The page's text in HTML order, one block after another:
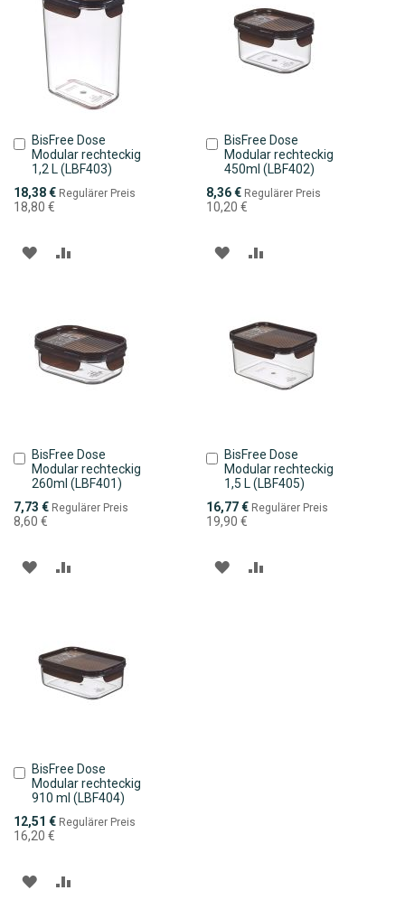
BisFree Dose
Modular rechteckig
1,2 L (LBF403)
Sonderpreis
18,38 € Regulärer Preis
18,80 €
In
den
Warenkorb
ZUR
BisFree Dose
Modular rechteckig
450ml (LBF402)
Sonderpreis
8,36 € Regulärer Preis
10,20 €
In
den
Warenkorb
ZUR
BisFree Dose
Modular rechteckig
260ml (LBF401)
Sonderpreis
7,73 € Regulärer Preis
8,60 €
In
den
Warenkorb
ZUR
BisFree Dose
Modular rechteckig
1,5 L (LBF405)
Sonderpreis
16,77 € Regulärer Preis
19,90 €
In
den
Warenkorb
ZUR
BisFree Dose
Modular rechteckig
910 ml (LBF404)
Sonderpreis
12,51 € Regulärer Preis
16,20 €
In
den
Warenkorb
ZUR